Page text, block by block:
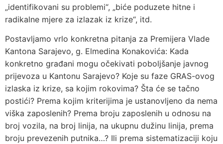
„identifikovani su problemi“, „biće poduzete hitne i
radikalne mjere za izlazak iz krize“, itd.
Postavljamo vrlo konkretna pitanja za Premijera Vlade
Kantona Sarajevo, g. Elmedina Konakovića: Kada
konkretno građani mogu očekivati poboljšanje javnog
prijevoza u Kantonu Sarajevo? Koje su faze GRAS-ovog
izlaska iz krize, sa kojim rokovima? Šta će se tačno
postići? Prema kojim kriterijima je ustanovljeno da nema
viška zaposlenih? Prema broju zaposlenih u odnosu na
broj vozila, na broj linija, na ukupnu dužinu linija, prema
broju prevezenih putnika…? Ili prema sistematizaciji koju